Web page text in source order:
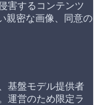
害するコンテンツ
親密な画像、同意の
基盤モデル提供者
運営のため限定ラ